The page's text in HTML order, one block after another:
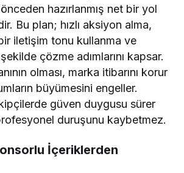
hazırlanmış net bir yol
Bu plan; hızlı aksiyon alma,
iletişim tonu kullanma ve
çözme adımlarını kapsar.
olması, marka itibarını korur
büyümesini engeller.
güven duygusu sürer
duruşunu kaybetmez.
İçeriklerden